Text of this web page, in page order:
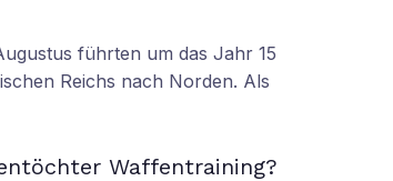
führten um das Jahr 15
Reichs nach Norden. Als
Waffentraining?